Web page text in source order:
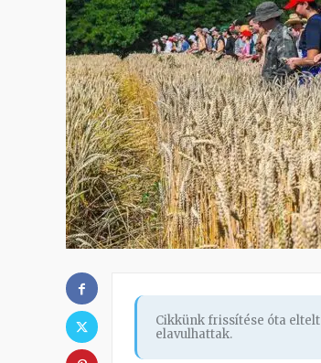
Cikkünk frissítése óta eltelt
elavulhattak.